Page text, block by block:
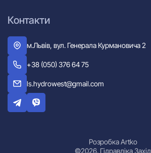
Контакти
м.Львів, вул. Генерала Курмановича 2
+38 (050) 376 64 75
ls.hydrowest@gmail.com
©2026. Гідравліка Захід
Розробка Artko